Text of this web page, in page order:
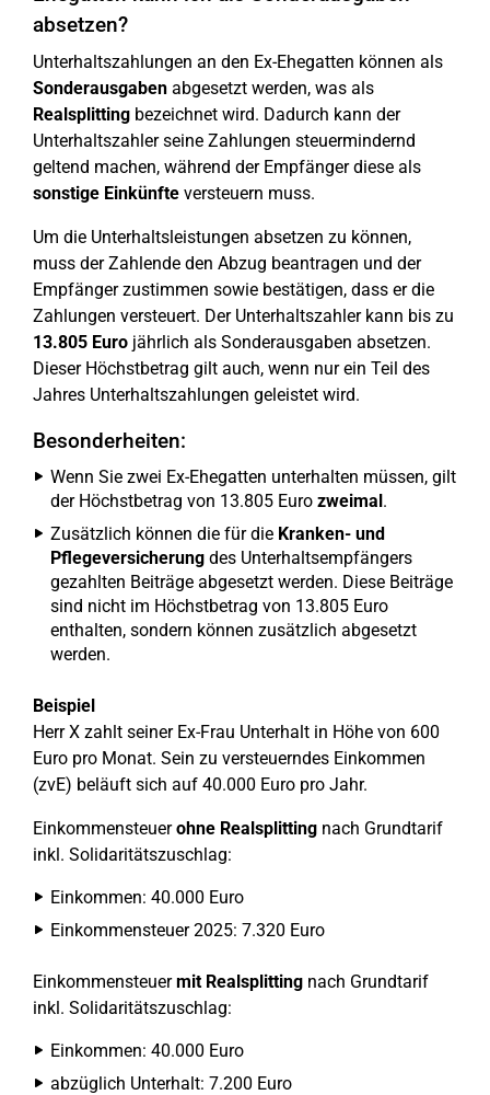
absetzen?
Unterhaltszahlungen an den Ex-Ehegatten können als
Sonderausgaben abgesetzt werden, was als
Realsplitting bezeichnet wird. Dadurch kann der
Unterhaltszahler seine Zahlungen steuermindernd
geltend machen, während der Empfänger diese als
sonstige Einkünfte versteuern muss.
Um die Unterhaltsleistungen absetzen zu können,
muss der Zahlende den Abzug beantragen und der
Empfänger zustimmen sowie bestätigen, dass er die
Zahlungen versteuert. Der Unterhaltszahler kann bis zu
13.805 Euro jährlich als Sonderausgaben absetzen.
Dieser Höchstbetrag gilt auch, wenn nur ein Teil des
Jahres Unterhaltszahlungen geleistet wird.
Besonderheiten:
Wenn Sie zwei Ex-Ehegatten unterhalten müssen, gilt
der Höchstbetrag von 13.805 Euro zweimal.
Zusätzlich können die für die Kranken- und
Pflegeversicherung des Unterhaltsempfängers
gezahlten Beiträge abgesetzt werden. Diese Beiträge
sind nicht im Höchstbetrag von 13.805 Euro
enthalten, sondern können zusätzlich abgesetzt
werden.
Beispiel
Herr X zahlt seiner Ex-Frau Unterhalt in Höhe von 600
Euro pro Monat. Sein zu versteuerndes Einkommen
(zvE) beläuft sich auf 40.000 Euro pro Jahr.
Einkommensteuerohne Realsplitting nach Grundtarif
inkl. Solidaritätszuschlag:
Einkommen: 40.000 Euro
Einkommensteuer 2025: 7.320 Euro
Einkommensteuermit Realsplitting nach Grundtarif
inkl. Solidaritätszuschlag:
Einkommen: 40.000 Euro
abzüglich Unterhalt: 7.200 Euro